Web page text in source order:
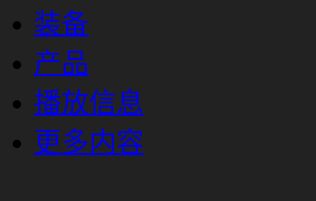
装备
产品
播放信息
更多内容